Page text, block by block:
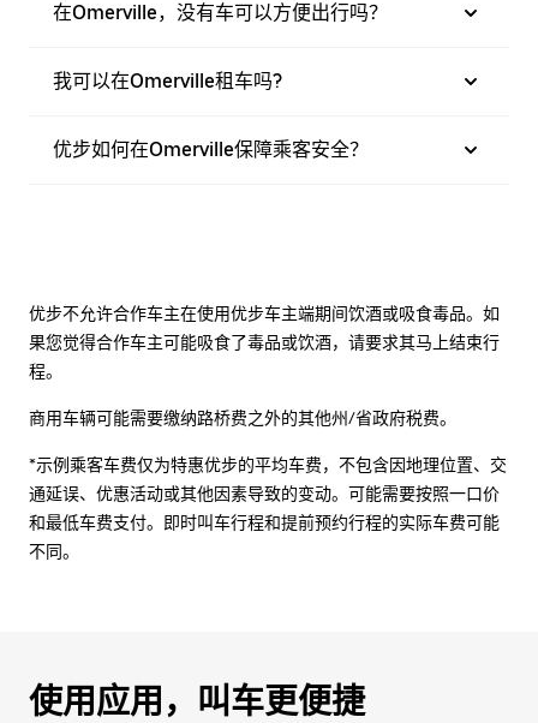
在Omerville，没有车可以方便出行吗？
我可以在Omerville租车吗?
优步如何在Omerville保障乘客安全？
优步不允许合作车主在使用优步车主端期间饮酒或吸食毒品。如
果您觉得合作车主可能吸食了毒品或饮酒，请要求其马上结束行
程。
商用车辆可能需要缴纳路桥费之外的其他州/省政府税费。
*示例乘客车费仅为特惠优步的平均车费，不包含因地理位置、交
通延误、优惠活动或其他因素导致的变动。可能需要按照一口价
和最低车费支付。即时叫车行程和提前预约行程的实际车费可能
不同。
使用应用，叫车更便捷